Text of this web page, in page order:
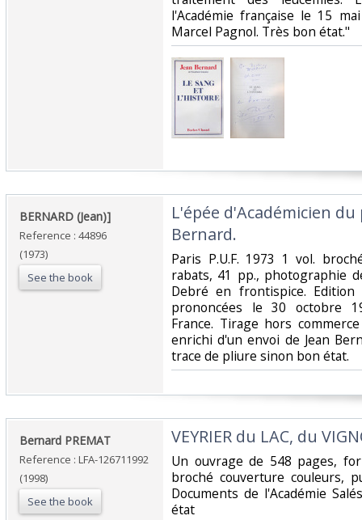
l'Académie française le 15
Marcel Pagnol. Très bon état."‎
‎BERNARD (Jean)]‎
Reference : 44896
(1973)
See the book
‎L'épée d'Académicien
Bernard.‎
‎Paris P.U.F. 1973 1 vol.
rabats, 41 pp., photographie
Debré en frontispice.
prononcées le 30 octobre
France. Tirage hors
enrichi d'un envoi de Jean
trace de pliure sinon bon état.‎
‎Bernard PREMAT‎
Reference : LFA-126711992
(1998)
See the book
‎VEYRIER du LAC, du
‎Un ouvrage de 548 pages,
broché couverture couleurs,
Documents de l'Académie
état‎